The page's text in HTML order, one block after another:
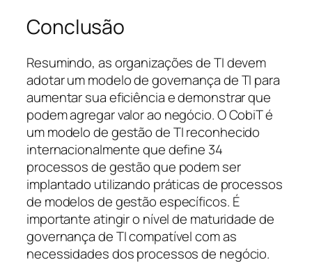
Conclusão
Resumindo, as organizações de TI devem
adotar um modelo de governança de TI para
aumentar sua eficiência e demonstrar que
podem agregar valor ao negócio. O CobiT é
um modelo de gestão de TI reconhecido
internacionalmente que define 34
processos de gestão que podem ser
implantado utilizando práticas de processos
de modelos de gestão específicos. É
importante atingir o nível de maturidade de
governança de TI compatível com as
necessidades dos processos de negócio.